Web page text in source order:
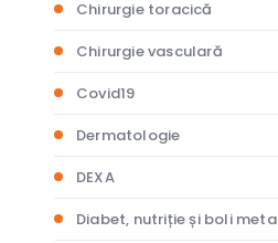
Chirurgie toracică
Chirurgie vasculară
Covid19
Dermatologie
DEXA
Diabet, nutriție și boli